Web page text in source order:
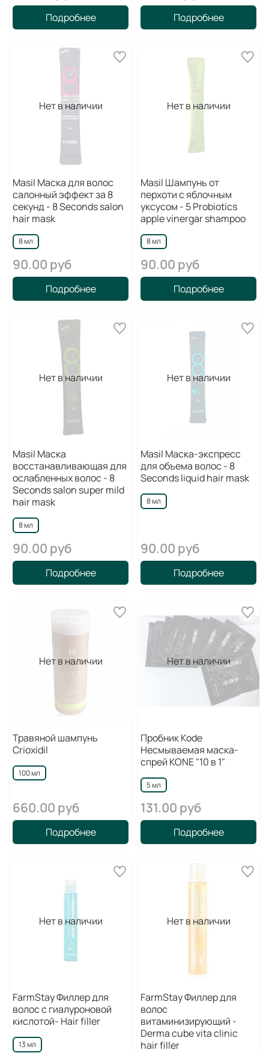
Подробнее Подробнее
Нет в наличии
Masil Маска для волос
салонный эффект за 8
секунд - 8 Seconds salon
hair mask
8 мл
90.00 руб
Подробнее
Нет в наличии
Masil Шампунь от
перхоти с яблочным
уксусом - 5 Probiotics
apple vinergar shampoo
8 мл
90.00 руб
Подробнее
Нет в наличии
Masil Маска
восстанавливающая для
ослабленных волос - 8
Seconds salon super mild
hair mask
8 мл
90.00 руб
Подробнее
Нет в наличии
Masil Маска-экспресс
для объема волос - 8
Seconds liquid hair mask
8 мл
90.00 руб
Подробнее
Нет в наличии
Травяной шампунь
Crioxidil
100 мл
660.00 руб
Подробнее
Нет в наличии
Пробник Kode
Несмываемая маска-
спрей KONE "10 в 1"
5 мл
131.00 руб
Подробнее
Нет в наличии
FarmStay Филлер для
волос с гиалуроновой
кислотой- Hair filler
13 мл
Нет в наличии
FarmStay Филлер для
волос
витаминизирующий -
Derma сube vita clinic
hair filler